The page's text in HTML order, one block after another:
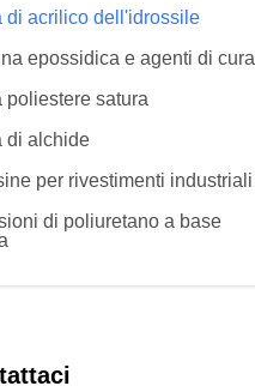
di acrilico dell'idrossile
epossidica e agenti di cura
poliestere satura
di alchide
per rivestimenti industriali
di poliuretano a base